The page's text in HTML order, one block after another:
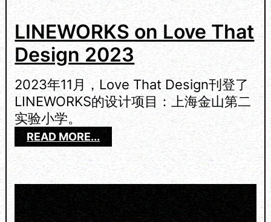
H
O
T
S
2
0
2
LINEWORKS on Love That
Design 2023
2023年11月，Love That Design刊登了
LINEWORKS的设计项目：上海金山第二
实验小学。
READ MORE... ：
L
E